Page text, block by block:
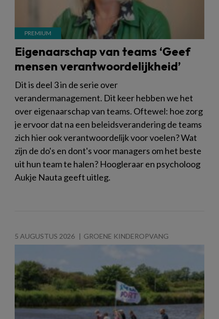
Eigenaarschap van teams ‘Geef
mensen verantwoordelijkheid’
Dit is deel 3 in de serie over
verandermanagement. Dit keer hebben we het
over eigenaarschap van teams. Oftewel: hoe zorg
je ervoor dat na een beleidsverandering de teams
zich hier ook verantwoordelijk voor voelen? Wat
zijn de do's en dont's voor managers om het beste
uit hun team te halen? Hoogleraar en psycholoog
Aukje Nauta geeft uitleg.
5 AUGUSTUS 2026 GROENE KINDEROPVANG